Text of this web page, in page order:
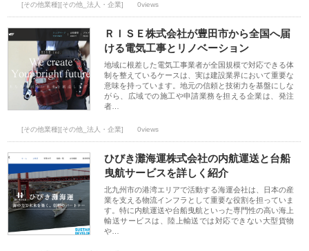
[その他業種][その他_法人・企業] 0views
ＲＩＳＥ株式会社が豊田市から全国へ届
ける電気工事とリノベーション
地域に根差した電気工事業者が全国規模で対応できる体
制を整えているケースは、実は建設業界において重要な
意味を持っています。地元の信頼と技術力を基盤にしな
がら、広域での施工や申請業務を担える企業は、発注
者…
[その他業種][その他_法人・企業] 0views
ひびき灘海運株式会社の内航運送と台船
曳航サービスを詳しく紹介
北九州市の港湾エリアで活動する海運会社は、日本の産
業を支える物流インフラとして重要な役割を担っていま
す。特に内航運送や台船曳航といった専門性の高い海上
輸送サービスは、陸上輸送では対応できない大型貨物
や…